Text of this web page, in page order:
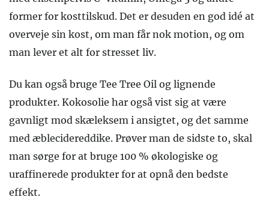
former for kosttilskud. Det er desuden en god idé at
overveje sin kost, om man får nok motion, og om
man lever et alt for stresset liv.
Du kan også bruge Tee Tree Oil og lignende
produkter. Kokosolie har også vist sig at være
gavnligt mod skæleksem i ansigtet, og det samme
med æblecidereddike. Prøver man de sidste to, skal
man sørge for at bruge 100 % økologiske og
uraffinerede produkter for at opnå den bedste
effekt.